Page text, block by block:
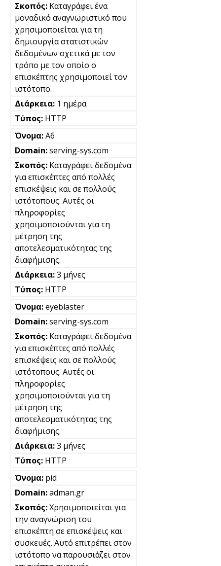
Καταγράφει ένα
μοναδικό αναγνωριστικό που
χρησιμοποιείται για τη
δημιουργία στατιστικών
δεδομένων σχετικά με τον
τρόπο με τον οποίο ο
επισκέπτης χρησιμοποιεί τον
ιστότοπο.
1 ημέρα
HTTP
A6
serving-sys.com
Καταγράφει δεδομένα
για επισκέπτες από πολλές
επισκέψεις και σε πολλούς
ιστότοπους. Αυτές οι
πληροφορίες
χρησιμοποιούνται για τη
μέτρηση της
αποτελεσματικότητας της
διαφήμισης.
3 μήνες
HTTP
eyeblaster
serving-sys.com
Καταγράφει δεδομένα
για επισκέπτες από πολλές
επισκέψεις και σε πολλούς
ιστότοπους. Αυτές οι
πληροφορίες
χρησιμοποιούνται για τη
μέτρηση της
αποτελεσματικότητας της
διαφήμισης.
3 μήνες
HTTP
pid
adman.gr
Χρησιμοποιείται για
την αναγνώριση του
επισκέπτη σε επισκέψεις και
συσκευές. Αυτό επιτρέπει στον
ιστότοπο να παρουσιάζει στον